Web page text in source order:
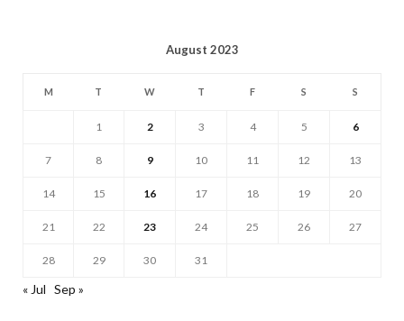
August 2023
M T W T F S S
1 2 3 4 5 6
7 8 9 10 11 12 13
14 15 16 17 18 19 20
21 22 23 24 25 26 27
28 29 30 31
« Jul Sep »